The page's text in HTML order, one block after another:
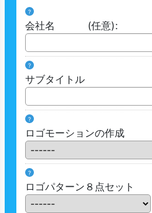
?
会社名 (任意):
?
サブタイトル
?
ロゴモーションの作成
?
ロゴパターン８点セット